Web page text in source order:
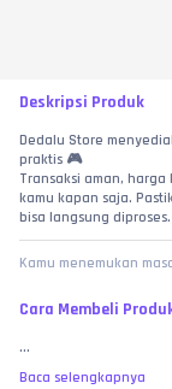
Deskripsi Produk
Dedalu Store
praktis 🎮
Transaksi aman,
kamu kapan saja.
bisa langsung diproses.
Kamu menemukan
Cara Membeli
...
Baca selengkapnya